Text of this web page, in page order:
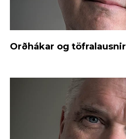
Orðhákar og töfralausnir